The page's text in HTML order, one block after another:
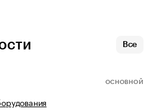
Все
ОСНОВНОЙ